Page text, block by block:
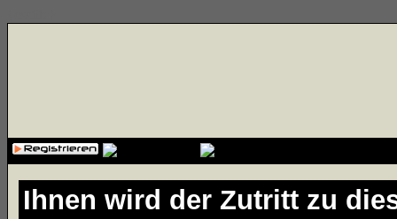
Ihnen wird der Zutritt zu